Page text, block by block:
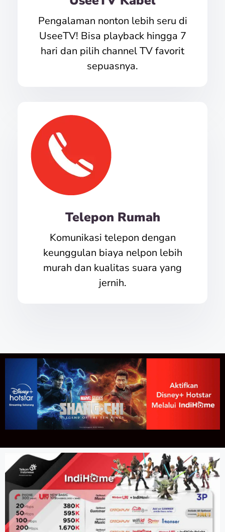
Pengalaman nonton lebih seru di
UseeTV! Bisa playback hingga 7
hari dan pilih channel TV favorit
sepuasnya.
Telepon Rumah
Komunikasi telepon dengan
keunggulan biaya nelpon lebih
murah dan kualitas suara yang
jernih.